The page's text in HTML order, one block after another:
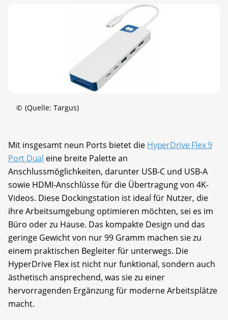
© (Quelle: Targus)
Mit insgesamt neun Ports bietet die HyperDrive Flex 9
Port Dual eine breite Palette an
Anschlussmöglichkeiten, darunter USB-C und USB-A
sowie HDMI-Anschlüsse für die Übertragung von 4K-
Videos. Diese Dockingstation ist ideal für Nutzer, die
ihre Arbeitsumgebung optimieren möchten, sei es im
Büro oder zu Hause. Das kompakte Design und das
geringe Gewicht von nur 99 Gramm machen sie zu
einem praktischen Begleiter für unterwegs. Die
HyperDrive Flex ist nicht nur funktional, sondern auch
ästhetisch ansprechend, was sie zu einer
hervorragenden Ergänzung für moderne Arbeitsplätze
macht.